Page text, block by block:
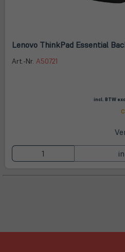
Lenovo ThinkPad Essential
Art.-Nr. A50721
incl. BTW